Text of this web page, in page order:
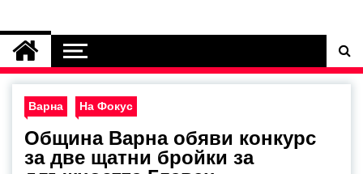
Варна На Фокус
Община Варна обяви конкурс
за две щатни бройки за